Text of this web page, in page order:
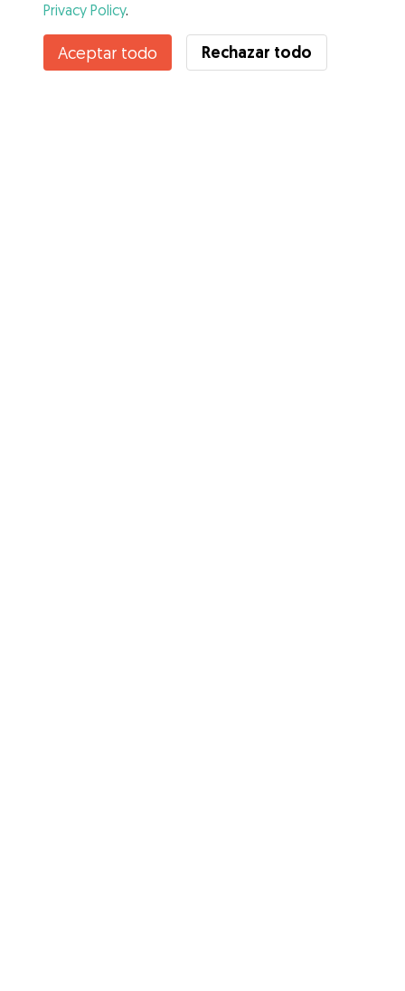
Contacta con Jessica
¿Conoces los Beneficios de Gudog? Ver más
Privacy Policy.
Aceptar todo Rechazar todo